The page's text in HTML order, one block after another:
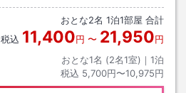
おとな2名 1泊1部屋 合計
税込 11,400円 〜 21,950円
おとな1名 (2名1室)｜ 1泊
税込 5,700円〜10,975円